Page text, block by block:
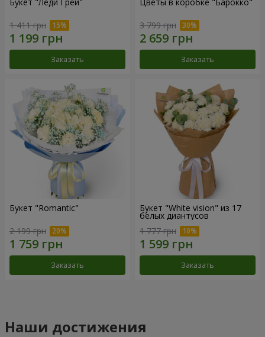
Букет "Леди Грей"
1 411 грн
Заказать
Цветы в коробке "Барокко"
3 799 грн
Заказать
Букет "Romantic"
2 199 грн
Заказать
Букет "White vision" из 17
белых диантусов
1 777 грн
Заказать
Наши достижения